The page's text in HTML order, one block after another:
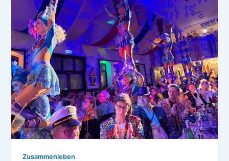
Zusammenleben